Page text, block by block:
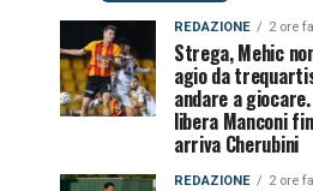
REDAZIONE 2 ore fa
Strega, Mehic
agio da
andare a
libera Manconi
arriva Cherubini
REDAZIONE 2 ore fa